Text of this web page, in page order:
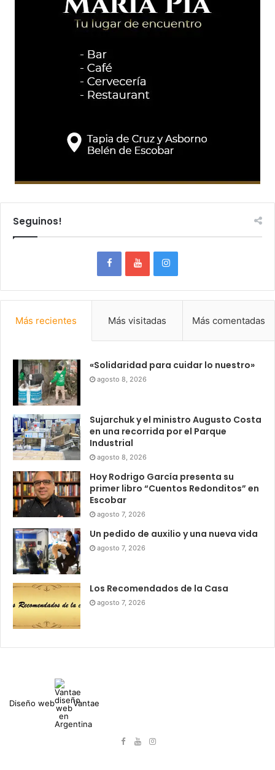
Seguinos!
Más recientes Más visitadas Más comentadas
«Solidaridad para cuidar lo nuestro»
agosto 8, 2026
Sujarchuk y el ministro Augusto Costa
en una recorrida por el Parque
Industrial
agosto 8, 2026
Hoy Rodrigo García presenta su
primer libro “Cuentos Redonditos” en
Escobar
agosto 7, 2026
Un pedido de auxilio y una nueva vida
agosto 7, 2026
Los Recomendados de la Casa
agosto 7, 2026
Diseño web Vantae